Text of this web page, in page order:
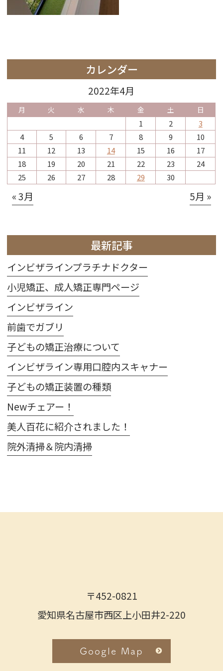
カレンダー
2022年4月
月 火 水 木 金 土 日
1 2
3
4
5 6 7 8 9
10
11
12 13 14 15 16
17
18
19 20 21 22 23
24
25
26 27 28 29 30
« 3月 5月 »
最新記事
インビザラインプラチナドクター
小児矯正、成人矯正専門ページ
インビザライン
前歯でガブリ
子どもの矯正治療について
インビザライン専用口腔内スキャナー
子どもの矯正装置の種類
Newチェアー！
美人百花に紹介されました！
院外清掃＆院内清掃
〒452-0821
愛知県名古屋市西区上小田井2-220
Google Map